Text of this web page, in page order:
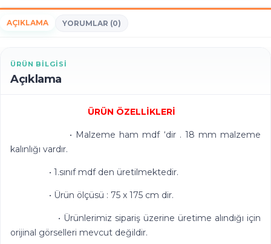
AÇIKLAMA YORUMLAR (0)
ÜRÜN BILGISI
Açıklama
ÜRÜN ÖZELLİKLERİ
• Malzeme ham mdf ‘dir . 18 mm malzeme
kalınlığı vardır.
• 1.sınıf mdf den üretilmektedir.
• Ürün ölçüsü : 75 x 175 cm dir.
• Ürünlerimiz sipariş üzerine üretime alındığı için
orijinal görselleri mevcut değildir.